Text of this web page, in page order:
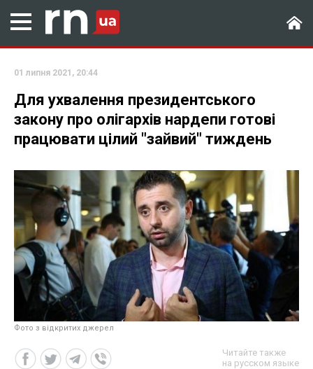
01 липня 2021, 20:44
Для ухвалення президентського
закону про олігархів нардепи готові
працювати цілий "зайвий" тиждень
Фото з відкритих джерел
Читайте также
на русском языке